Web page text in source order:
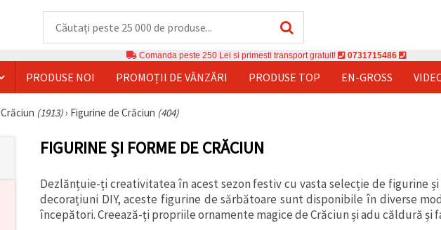
Comanda peste 250 Lei si primesti transport gratuit! 0731715486
PRODUSE NOI PROMOȚII DE VÂNZĂRI PRODUSE TOP EN-GROSS
Crăciun (1913)› Figurine de Crăciun (404)
FIGURINE ȘI FORME DE CRĂCIUN
Dezlănțuie-ți creativitatea în acest sezon festiv cu vasta selecție de figurine
decorațiuni DIY, aceste figurine de sărbătoare sunt disponibile în diverse
începători. Creează-ți propriile ornamente magice de Crăciun și adu căldură și